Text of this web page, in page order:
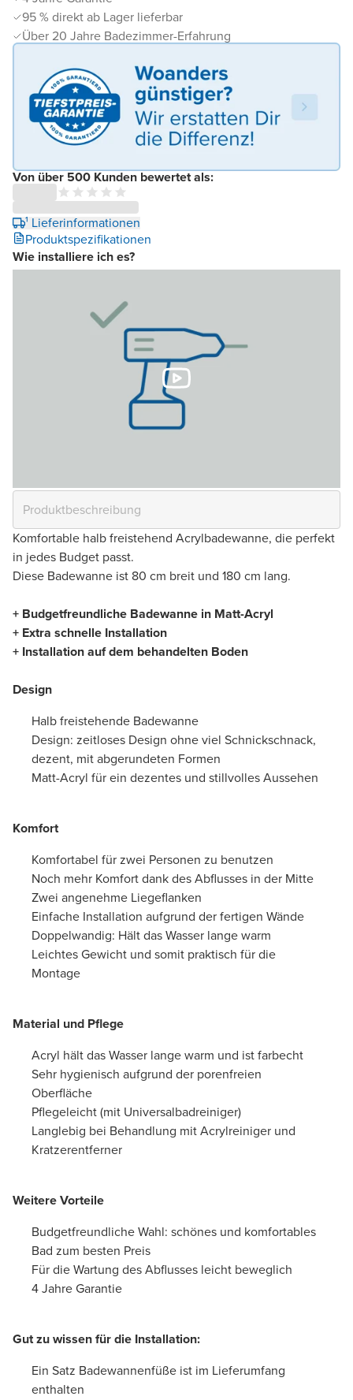
95 % direkt ab Lager lieferbar
Über 20 Jahre Badezimmer-Erfahrung
Von über 500 Kunden bewertet als:
¹ Lieferinformationen
Produktspezifikationen
Wie installiere ich es?
Komfortable halb freistehend Acrylbadewanne, die perfekt
in jedes Budget passt.
Diese Badewanne ist 80 cm breit und 180 cm lang.
+ Budgetfreundliche Badewanne in Matt-Acryl
+ Extra schnelle Installation
+ Installation auf dem behandelten Boden
Design
Halb freistehende Badewanne
Design: zeitloses Design ohne viel Schnickschnack,
dezent, mit abgerundeten Formen
Matt-Acryl für ein dezentes und stillvolles Aussehen
Komfort
Komfortabel für zwei Personen zu benutzen
Noch mehr Komfort dank des Abflusses in der Mitte
Zwei angenehme Liegeflanken
Einfache Installation aufgrund der fertigen Wände
Doppelwandig: Hält das Wasser lange warm
Leichtes Gewicht und somit praktisch für die
Montage
Material und Pflege
Acryl hält das Wasser lange warm und ist farbecht
Sehr hygienisch aufgrund der porenfreien
Oberfläche
Pflegeleicht (mit Universalbadreiniger)
Langlebig bei Behandlung mit Acrylreiniger und
Kratzerentferner
Weitere Vorteile
Budgetfreundliche Wahl: schönes und komfortables
Bad zum besten Preis
Für die Wartung des Abflusses leicht beweglich
4 Jahre Garantie
Gut zu wissen für die Installation:
Ein Satz Badewannenfüße ist im Lieferumfang
enthalten